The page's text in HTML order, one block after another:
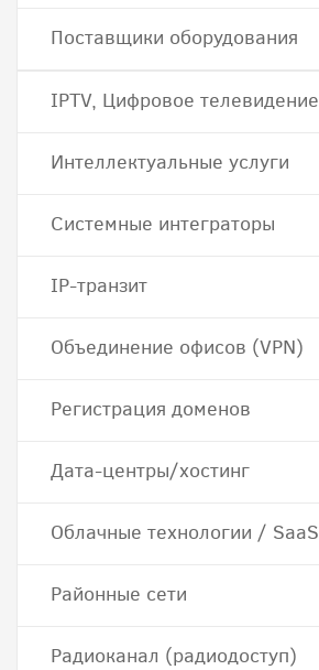
Поставщики оборудования
IPTV, Цифровое телевидение
Интеллектуальные услуги
Системные интеграторы
IP-транзит
Объединение офисов (VPN)
Регистрация доменов
Дата-центры/хостинг
Облачные технологии / SaaS
Районные сети
Радиоканал (радиодоступ)